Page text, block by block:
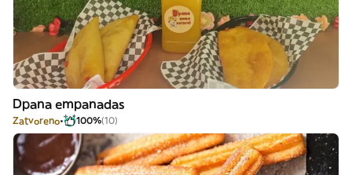
Dpana empanadas
Zatvoreno 100%(10)